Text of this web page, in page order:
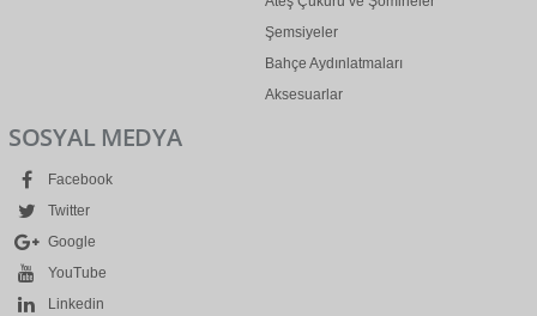
Şemsiyeler
Bahçe Aydınlatmaları
Aksesuarlar
SOSYAL MEDYA
Facebook
Twitter
Google
YouTube
Linkedin